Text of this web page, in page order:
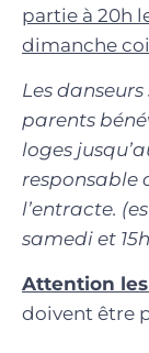
partie à 20h
dimanche
Les
parents
loges
responsable
l’entracte.
samedi et
Attention les
doivent être